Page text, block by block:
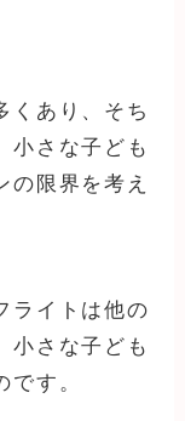
くあり、そち
小さな子ども
の限界を考え
ライトは他の
小さな子ども
す。